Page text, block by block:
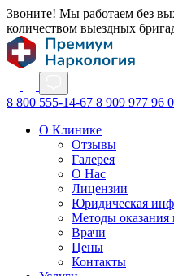
Звоните! Мы работаем без
количеством выездных
8 800 555-14-67 8 909 977 96
О Клинике
Отзывы
Галерея
О Нас
Лицензии
Юридическая
Методы
Врачи
Цены
Контакты